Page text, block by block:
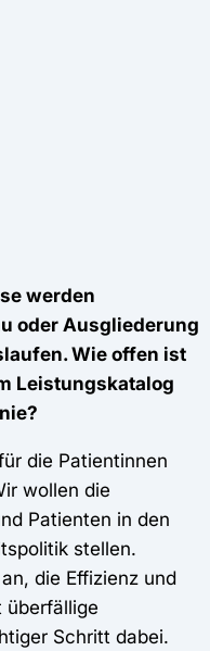
werden
oder Ausgliederung
Wie offen ist
Leistungskatalog
die Patientinnen
wollen die
Patienten in den
stellen.
die Effizienz und
überfällige
Schritt dabei.